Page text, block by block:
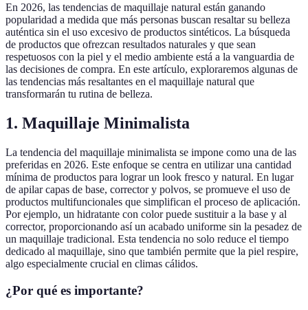
En 2026, las tendencias de maquillaje natural están ganando
popularidad a medida que más personas buscan resaltar su belleza
auténtica sin el uso excesivo de productos sintéticos. La búsqueda
de productos que ofrezcan resultados naturales y que sean
respetuosos con la piel y el medio ambiente está a la vanguardia de
las decisiones de compra. En este artículo, exploraremos algunas de
las tendencias más resaltantes en el maquillaje natural que
transformarán tu rutina de belleza.
1. Maquillaje Minimalista
La tendencia del maquillaje minimalista se impone como una de las
preferidas en 2026. Este enfoque se centra en utilizar una cantidad
mínima de productos para lograr un look fresco y natural. En lugar
de apilar capas de base, corrector y polvos, se promueve el uso de
productos multifuncionales que simplifican el proceso de aplicación.
Por ejemplo, un hidratante con color puede sustituir a la base y al
corrector, proporcionando así un acabado uniforme sin la pesadez de
un maquillaje tradicional. Esta tendencia no solo reduce el tiempo
dedicado al maquillaje, sino que también permite que la piel respire,
algo especialmente crucial en climas cálidos.
¿Por qué es importante?